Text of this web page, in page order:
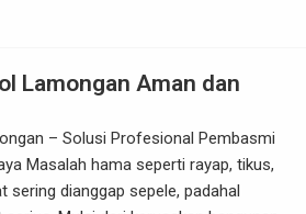
Lamongan Aman dan
– Solusi Profesional Pembasmi
Masalah hama seperti rayap, tikus,
sering dianggap sepele, padahal